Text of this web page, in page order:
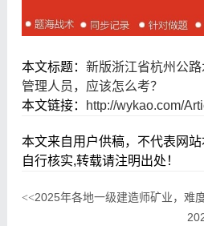
本文标题： 新版浙江省杭州公
管理人员，应该怎么考？
本文链接：
http://wykao.com/
本文来自用户供稿，不代表网
自行核实,转载请注明出处！
<<2025年各地一级建造师矿业，难